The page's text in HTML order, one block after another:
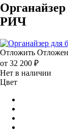
РИЧ
Отложить
от 32 200 ₽
Нет в наличии
Цвет